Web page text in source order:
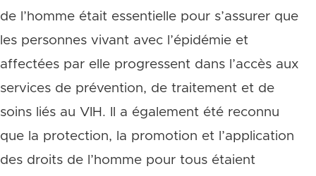
de l’homme était essentielle pour s’assurer que
les personnes vivant avec l’épidémie et
affectées par elle progressent dans l’accès aux
services de prévention, de traitement et de
soins liés au VIH. Il a également été reconnu
que la protection, la promotion et l’application
des droits de l’homme pour tous étaient